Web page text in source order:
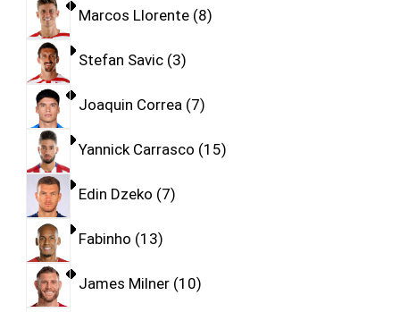
Marcos Llorente 8
Stefan Savic 3
Joaquin Correa 7
Yannick Carrasco 15
Edin Dzeko 7
Fabinho 13
James Milner 10